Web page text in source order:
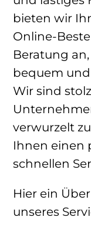
bieten wir
Online-
Beratung
bequem
Wir sind
verwurzelt
Ihnen einen
schnellen
Hier ein
unseres